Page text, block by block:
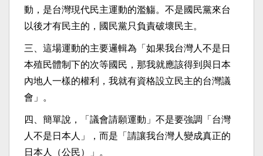
動，是台灣現代民主運動的濫觴。不是國民黨來台
以後才有民主的，國民黨只負責破壞民主。
三、這場運動的主要邏輯為「如果我台灣人不是日
本殖民體制下的次等國民，那我就應該得到與日本
內地人一樣的權利，我就有資格設立民主的台灣議
會」。
四、簡單說，「議會請願運動」不是要強調「台灣
人不是日本人」，而是「請讓我台灣人變成真正的
日本人（公民）」。